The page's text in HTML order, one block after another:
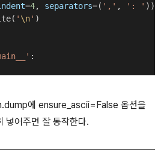
=4, separators=( ',' , ': ' ))
' \n' )
:
에 ensure_ascii=False 옵션을
넣어주면 잘 동작한다.